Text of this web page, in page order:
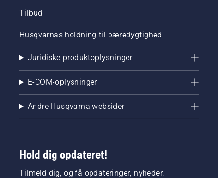
Tilbud
Husqvarnas holdning til bæredygtighed
Juridiske produktoplysninger
E-COM-oplysninger
Andre Husqvarna websider
Hold dig opdateret!
Tilmeld dig, og få opdateringer, nyheder,